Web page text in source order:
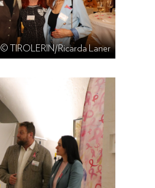
© TIROLERIN/Ricarda Laner